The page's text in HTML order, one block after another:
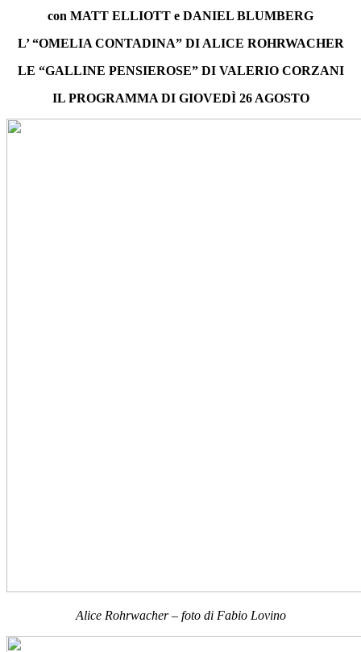
con MATT ELLIOTT e DANIEL BLUMBERG
L’ “OMELIA CONTADINA” DI ALICE ROHRWACHER
LE “GALLINE PENSIEROSE” DI VALERIO CORZANI
IL PROGRAMMA DI GIOVEDÌ 26 AGOSTO
Alice Rohrwacher – foto di Fabio Lovino